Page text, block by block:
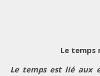
Le temps
Le temps est lié aux